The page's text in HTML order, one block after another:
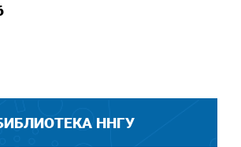
ННГУ